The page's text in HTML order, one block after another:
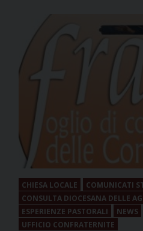
CHIESA LOCALE COMUNICATI
CONSULTA DIOCESANA DELLE
ESPERIENZE PASTORALI
NEWS
UFFICIO CONFRATERNITE